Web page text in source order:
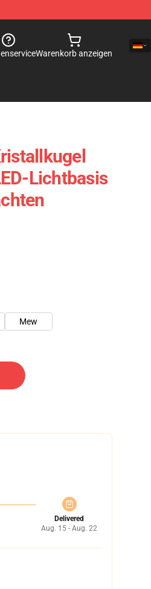
Warenkorb anzeigen
Lichtbasis
Mew
Delivered
Aug. 15 - Aug. 22